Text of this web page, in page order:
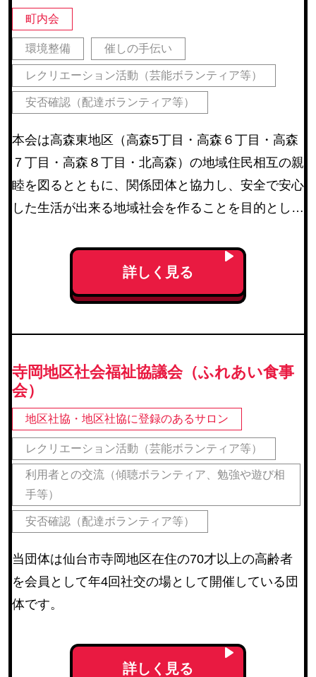
町内会
環境整備 催しの手伝い
レクリエーション活動（芸能ボランティア等）
安否確認（配達ボランティア等）
本会は高森東地区（高森5丁目・高森６丁目・高森
７丁目・高森８丁目・北高森）の地域住民相互の親
睦を図るとともに、関係団体と協力し、安全で安心
した生活が出来る地域社会を作ることを目的として
訓練・一斉クリーン作戦・どんと祭などを行ってい
る。また１５の関係団体との活動強化のため交流と
支援を行っている。
詳しく見る
寺岡地区社会福祉協議会（ふれあい食事
会）
地区社協・地区社協に登録のあるサロン
レクリエーション活動（芸能ボランティア等）
利用者との交流（傾聴ボランティア、勉強や遊び相
手等）
安否確認（配達ボランティア等）
当団体は仙台市寺岡地区在住の70才以上の高齢者
を会員として年4回社交の場として開催している団
体です。
詳しく見る